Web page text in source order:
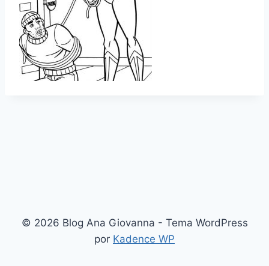
© 2026 Blog Ana Giovanna - Tema WordPress
por Kadence WP